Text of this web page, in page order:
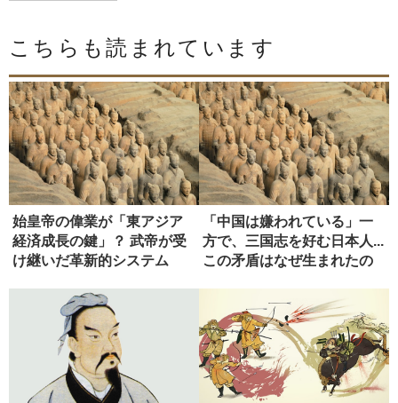
こちらも読まれています
始皇帝の偉業が「東アジア
経済成長の鍵」？ 武帝が受
け継いだ革新的システム
「中国は嫌われている」一
方で、三国志を好む日本人...
この矛盾はなぜ生まれたの